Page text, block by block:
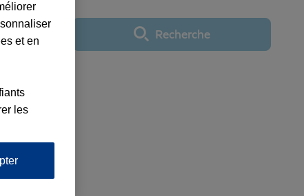
Utiliser ma positionRecherche
et en
les